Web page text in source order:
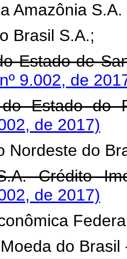
Amazônia
Brasil S.A.;
Estado de
9.002, de
Estado do
de 2017)
Nordeste do
Crédito
de 2017)
do Brasil